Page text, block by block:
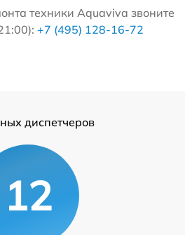
техники Aquaviva звоните
+7 (495) 128-16-72
диспетчеров
12